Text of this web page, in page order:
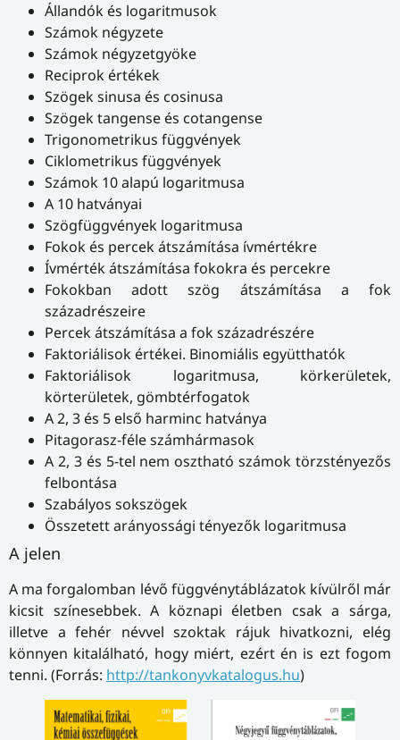
Állandók és logaritmusok
Számok négyzete
Számok négyzetgyöke
Reciprok értékek
Szögek sinusa és cosinusa
Szögek tangense és cotangense
Trigonometrikus függvények
Ciklometrikus függvények
Számok 10 alapú logaritmusa
A 10 hatványai
Szögfüggvények logaritmusa
Fokok és percek átszámítása ívmértékre
Ívmérték átszámítása fokokra és percekre
Fokokban adott szög átszámítása a fok
századrészeire
Percek átszámítása a fok századrészére
Faktoriálisok értékei. Binomiális együtthatók
Faktoriálisok logaritmusa, körkerületek,
körterületek, gömbtérfogatok
A 2, 3 és 5 első harminc hatványa
Pitagorasz-féle számhármasok
A 2, 3 és 5-tel nem osztható számok törzstényezős
felbontása
Szabályos sokszögek
Összetett arányossági tényezők logaritmusa
A jelen
A ma forgalomban lévő függvénytáblázatok kívülről már
kicsit színesebbek. A köznapi életben csak a sárga,
illetve a fehér névvel szoktak rájuk hivatkozni, elég
könnyen kitalálható, hogy miért, ezért én is ezt fogom
tenni. (Forrás: http://tankonyvkatalogus.hu)